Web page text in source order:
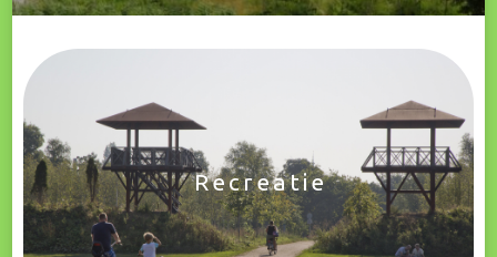
Recreatie